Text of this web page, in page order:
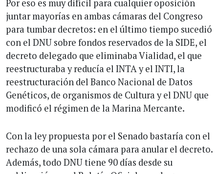
Por eso es muy difícil para cualquier oposición
juntar mayorías en ambas cámaras del Congreso
para tumbar decretos: en el último tiempo sucedió
con el DNU sobre fondos reservados de la SIDE, el
decreto delegado que eliminaba Vialidad, el que
reestructuraba y reducía el INTA y el INTI, la
reestructuración del Banco Nacional de Datos
Genéticos, de organismos de Cultura y el DNU que
modificó el régimen de la Marina Mercante.
Con la ley propuesta por el Senado bastaría con el
rechazo de una sola cámara para anular el decreto.
Además, todo DNU tiene 90 días desde su